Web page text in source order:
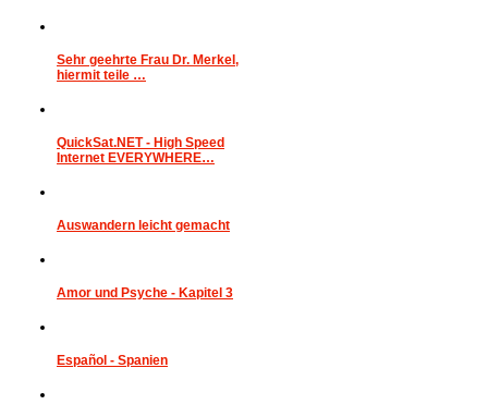
Sehr geehrte Frau Dr. Merkel,
hiermit teile …
QuickSat.NET - High Speed
Internet EVERYWHERE…
Auswandern leicht gemacht
Amor und Psyche - Kapitel 3
Español - Spanien